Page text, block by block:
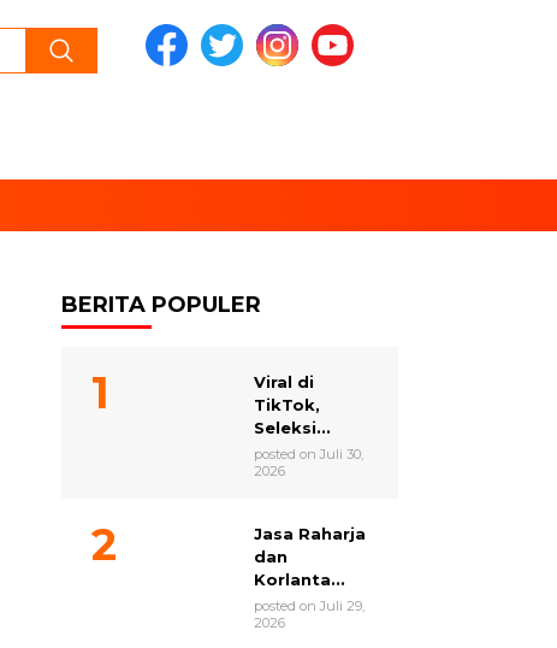
BERITA POPULER
Viral di
TikTok,
Seleksi...
posted on Juli 30,
2026
Jasa Raharja
dan
Korlanta...
posted on Juli 29,
2026